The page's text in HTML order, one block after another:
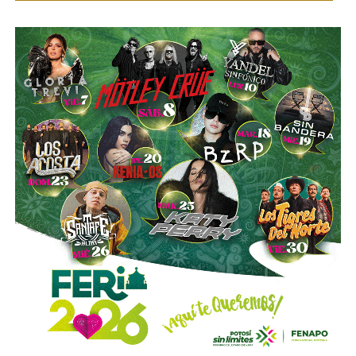
Esa conversión todavía no ocurre: se proyecta para 2027.
Azcárraga ha reducido considerablemente sus acciones
de la compañía, aunque conserva (vía un fideicomiso
familiar y una clase especial de acciones) el control formal
del voto de la empresa, independientemente de cuánto
capital tenga cada quien. En resumidas cuentas, aunque
Emilio Azcárraga tiene el poder de decisión,el mismo
financiero que reparte el control de El Realito con los
dos hombres más poderosos de Televisa está, al
mismo tiempo, camino a convertirse en el mayor
dueño accionario de la propia televisora.